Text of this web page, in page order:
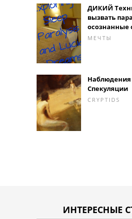
ДИКИЙ
вызвать
осознанные
МЕЧТЫ
Наблюдения
Спекуляции
CRYPTIDS
ИНТЕРЕСНЫЕ